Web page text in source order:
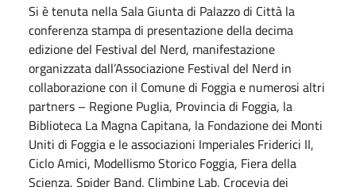
Si è tenuta nella Sala Giunta di Palazzo di Città la
conferenza stampa di presentazione della decima
edizione del Festival del Nerd, manifestazione
organizzata dall’Associazione Festival del Nerd in
collaborazione con il Comune di Foggia e numerosi altri
partners – Regione Puglia, Provincia di Foggia, la
Biblioteca La Magna Capitana, la Fondazione dei Monti
Uniti di Foggia e le associazioni Imperiales Friderici II,
Ciclo Amici, Modellismo Storico Foggia, Fiera della
Scienza, Spider Band, Climbing Lab, Crocevia dei